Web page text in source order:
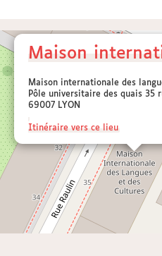
Maison
Maison internationale des
Pôle universitaire des quais 35
69007 LYON
Itinéraire vers ce lieu